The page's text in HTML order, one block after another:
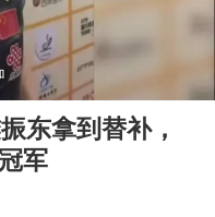
东拿到替补，
军